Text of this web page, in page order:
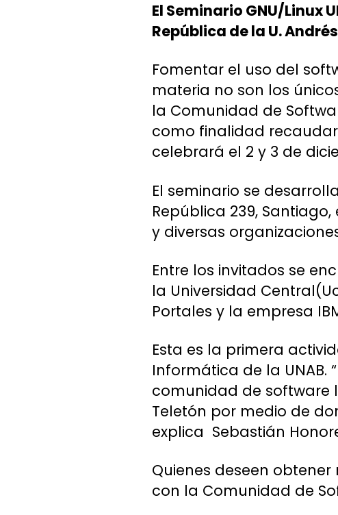
El Seminario GNU/Linux
República de la U.
Fomentar el uso del
materia no son los
la Comunidad de
como finalidad
celebrará el 2 y 3 de
El seminario se
República 239,
y diversas
Entre los invitados se
la Universidad
Portales y la empresa
Esta es la primera
Informática de la
comunidad de software
Teletón por medio de
explica Sebastián
Quienes deseen
con la Comunidad de